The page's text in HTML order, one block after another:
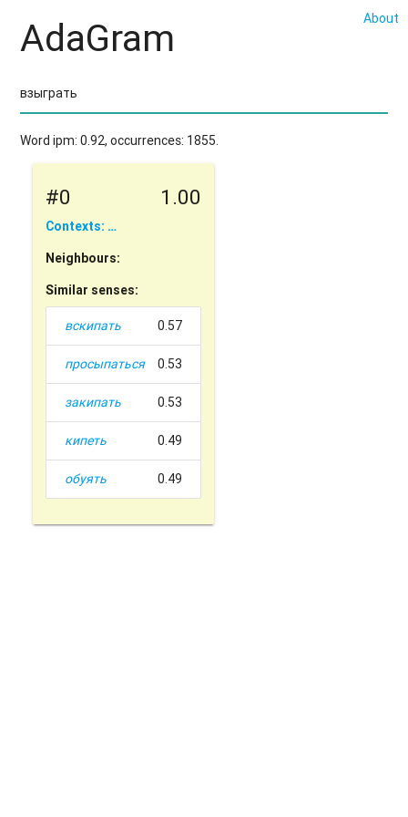
About
AdaGram
Word ipm: 0.92, occurrences: 1855.
#0 1.00
Contexts: …
Neighbours:
Similar senses:
вскипать 0.57
просыпаться 0.53
закипать 0.53
кипеть 0.49
обуять 0.49